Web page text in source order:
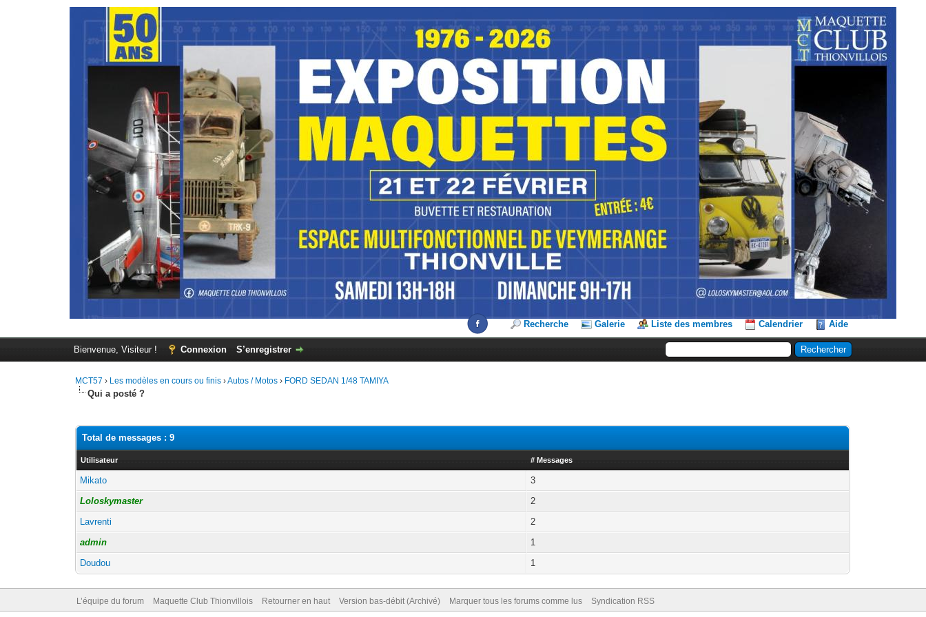
Recherche Galerie Liste des membres Calendrier Aide
Bienvenue, Visiteur ! Connexion S’enregistrer
MCT57 › Les modèles en cours ou finis ›Autos / Motos › FORD SEDAN 1/48 TAMIYA
Qui a posté ?
Total de messages : 9
Utilisateur # Messages
Mikato
3
Loloskymaster
2
Lavrenti
2
admin
1
Doudou
1
L’équipe du forum Maquette Club Thionvillois Retourner en haut Version bas-débit (Archivé) Marquer tous les forums comme lus Syndication RSS